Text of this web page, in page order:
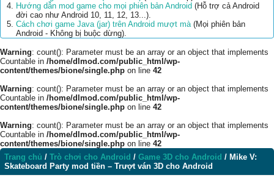
Hướng dẫn mod game cho mọi phiên bản Android (Hỗ trợ cả Android
đời cao như Android 10, 11, 12, 13...).
Cách chơi game Java (jar) trên Android mượt mà(Mọi phiên bản
Android - Không bị buộc dừng).
Warning: count(): Parameter must be an array or an object that implements
Countable in /home/dlmod.com/public_html/wp-
content/themes/bione/single.php on line 42
Warning: count(): Parameter must be an array or an object that implements
Countable in /home/dlmod.com/public_html/wp-
content/themes/bione/single.php on line 42
Warning: count(): Parameter must be an array or an object that implements
Countable in /home/dlmod.com/public_html/wp-
content/themes/bione/single.php on line 42
Trang chủ / Trò chơi cho Android / Game 3D cho Android / Mike V:
Skateboard Party mod tiền – Trượt ván 3D cho Android